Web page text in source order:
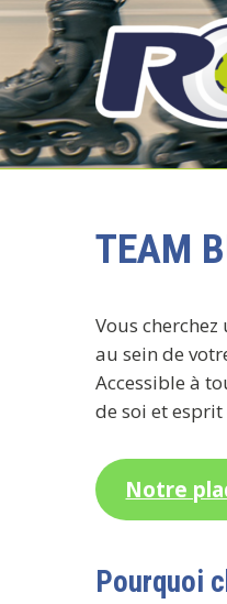
Skip
content
RIDE ON
ROLLER
TEAM
Vous
au sein de
Accessible à
de soi et
Notre
Pourquoi